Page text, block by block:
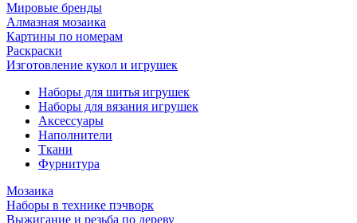
Мировые бренды
Алмазная мозаика
Картины по номерам
Раскраски
Изготовление кукол и игрушек
Наборы для шитья игрушек
Наборы для вязания игрушек
Аксессуары
Наполнители
Ткани
Фурнитура
Мозаика
Наборы в технике пэчворк
Выжигание и резьба по дереву